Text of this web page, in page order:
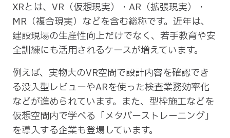
XRとは、VR（仮想現実）・AR（拡張現実）・
MR（複合現実）などを含む総称です。近年は、
建設現場の生産性向上だけでなく、若手教育や安
全訓練にも活用されるケースが増えています。
例えば、実物大のVR空間で設計内容を確認でき
る没入型レビューやARを使った検査業務効率化
などが進められています。また、型枠施工などを
仮想空間内で学べる「メタバーストレーニング」
を導入する企業も登場しています。